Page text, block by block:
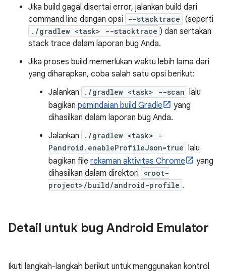
Jika build gagal disertai error, jalankan build dari
command line dengan opsi
--stacktrace (seperti
./gradlew <task> --stacktrace ) dan sertakan
stack trace dalam laporan bug Anda.
Jika proses build memerlukan waktu lebih lama dari
yang diharapkan, coba salah satu opsi berikut:
Jalankan
./gradlew <task> --scan
lalu
bagikan pemindaian build Gradle
yang
dihasilkan dalam laporan bug Anda.
Jalankan
./gradlew <task> -
Pandroid.enableProfileJson=true
lalu
bagikan file rekaman aktivitas Chrome
yang
dihasilkan dalam direktori <root-
project>/build/android-profile .
Detail untuk bug Android Emulator
Ikuti langkah-langkah berikut untuk menggunakan kontrol